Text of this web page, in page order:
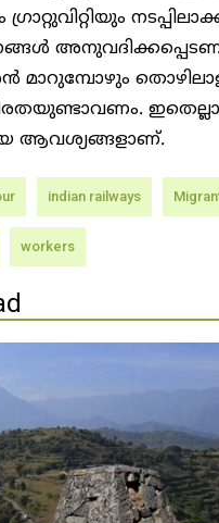
മാറുമ്പോഴും
ആവശ്യങ്ങളാണ്.
indian railways
workers